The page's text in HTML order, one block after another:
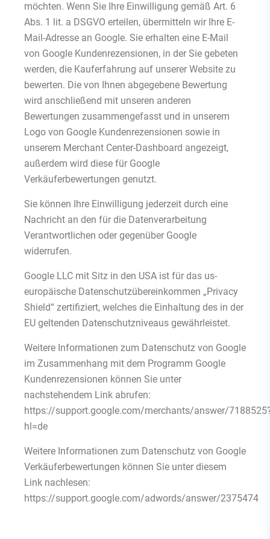
möchten. Wenn Sie Ihre Einwilligung gemäß Art. 6
Abs. 1 lit. a DSGVO erteilen, übermitteln wir Ihre E-
Mail-Adresse an Google. Sie erhalten eine E-Mail
von Google Kundenrezensionen, in der Sie gebeten
werden, die Kauferfahrung auf unserer Website zu
bewerten. Die von Ihnen abgegebene Bewertung
wird anschließend mit unseren anderen
Bewertungen zusammengefasst und in unserem
Logo von Google Kundenrezensionen sowie in
unserem Merchant Center-Dashboard angezeigt,
außerdem wird diese für Google
Verkäuferbewertungen genutzt.
Sie können Ihre Einwilligung jederzeit durch eine
Nachricht an den für die Datenverarbeitung
Verantwortlichen oder gegenüber Google
widerrufen.
Google LLC mit Sitz in den USA ist für das us-
europäische Datenschutzübereinkommen „Privacy
Shield“ zertifiziert, welches die Einhaltung des in der
EU geltenden Datenschutzniveaus gewährleistet.
Weitere Informationen zum Datenschutz von Google
im Zusammenhang mit dem Programm Google
Kundenrezensionen können Sie unter
nachstehendem Link abrufen:
https://support.google.com/merchants/answer/
hl=de
Weitere Informationen zum Datenschutz von Google
Verkäuferbewertungen können Sie unter diesem
Link nachlesen:
https://support.google.com/adwords/answer/2375474